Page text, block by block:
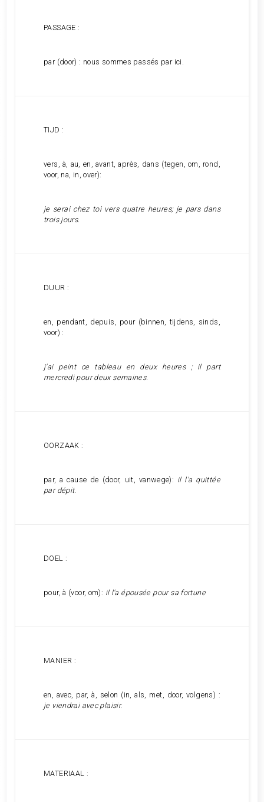
PASSAGE :
par (door) : nous sommes passés par ici.
TIJD :
vers, à, au, en, avant, après, dans (tegen, om, rond,
voor, na, in, over):
je serai chez toi vers quatre heures; je pars dans
trois jours.
DUUR :
en, pendant, depuis, pour (binnen, tijdens, sinds,
voor) :
j'ai peint ce tableau en deux heures ; il part
mercredi pour deux semaines.
OORZAAK :
par, a cause de (door, uit, vanwege): il l'a quittée
par dépit.
DOEL :
pour, à (voor, om): il l'a épousée pour sa fortune
MANIER :
en, avec, par, à, selon (in, als, met, door, volgens) :
je viendrai avec plaisir.
MATERIAAL :